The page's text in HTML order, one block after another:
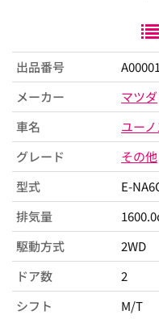
出品番号
メーカー
マツダ
車名
ユー
グレード
その他
型式
E-
排気量
駆動方式
2WD
ドア数
2
シフト
M/T